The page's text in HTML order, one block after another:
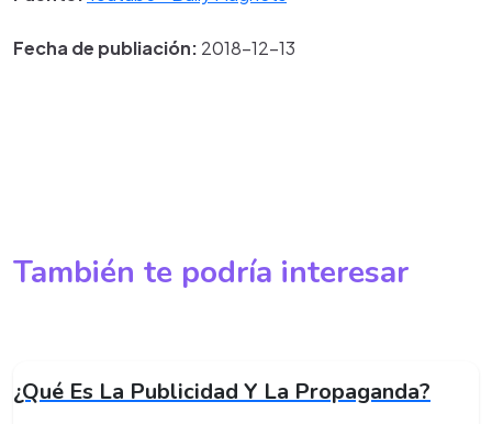
Fecha de publiación: 2018-12-13
También te podría interesar
¿Qué Es La Publicidad Y La Propaganda?